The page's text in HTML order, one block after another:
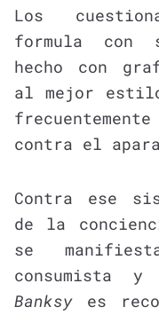
Los
formula
hecho con
al mejor
contra el
Contra ese
de la
se
consumista
Banksy es